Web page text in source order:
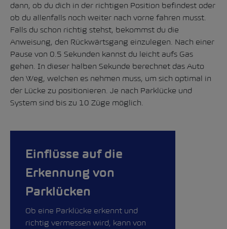
dann, ob du dich in der richtigen Position befindest oder
ob du allenfalls noch weiter nach vorne fahren musst.
Falls du schon richtig stehst, bekommst du die
Anweisung, den Rückwärtsgang einzulegen. Nach einer
Pause von 0.5 Sekunden kannst du leicht aufs Gas
gehen. In dieser halben Sekunde berechnet das Auto
den Weg, welchen es nehmen muss, um sich optimal in
der Lücke zu positionieren. Je nach Parklücke und
System sind bis zu 10 Züge möglich.
Einflüsse auf die
Erkennung von
Parklücken
Ob eine Parklücke erkennt und
richtig vermessen wird, kann von